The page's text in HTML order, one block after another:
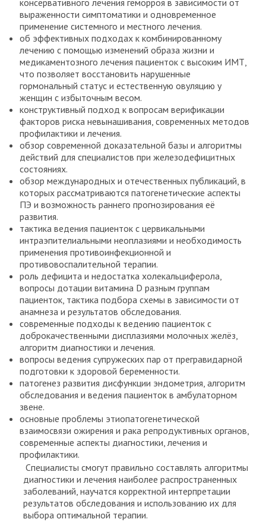
консервативного лечения геморроя в зависимости от
выраженности симптоматики и одновременное
применение системного и местного лечения.
об эффективных подходах к комбинированному
лечению с помощью изменений образа жизни и
медикаментозного лечения пациенток с высоким ИМТ,
что позволяет восстановить нарушенные
гормональный статус и естественную овуляцию у
женщин с избыточным весом.
конструктивный подход к вопросам верификации
факторов риска невынашивания, современных методов
профилактики и лечения.
обзор современной доказательной базы и алгоритмы
действий для специалистов при железодефицитных
состояниях.
обзор международных и отечественных публикаций, в
которых рассматриваются патогенетические аспекты
ПЭ и возможность раннего прогнозирования её
развития.
тактика ведения пациенток с цервикальными
интраэпителиальными неоплазиями и необходимость
применения противоинфекционной и
противовоспалительной терапии.
роль дефицита и недостатка холекальциферола,
вопросы дотации витамина D разным группам
пациенток, тактика подбора схемы в зависимости от
анамнеза и результатов обследования.
современные подходы к ведению пациенток с
доброкачественными дисплазиями молочных желёз,
алгоритм диагностики и лечения.
вопросы ведения супружеских пар от прегравидарной
подготовки к здоровой беременности.
патогенез развития дисфункции эндометрия, алгоритм
обследования и ведения пациенток в амбулаторном
звене.
основные проблемы этиопатогенетической
взаимосвязи ожирения и рака репродуктивных органов,
современные аспекты диагностики, лечения и
профилактики.
Специалисты смогут правильно составлять алгоритмы
диагностики и лечения наиболее распространенных
заболеваний, научатся корректной интерпретации
результатов обследования и использованию их для
выбора оптимальной терапии.